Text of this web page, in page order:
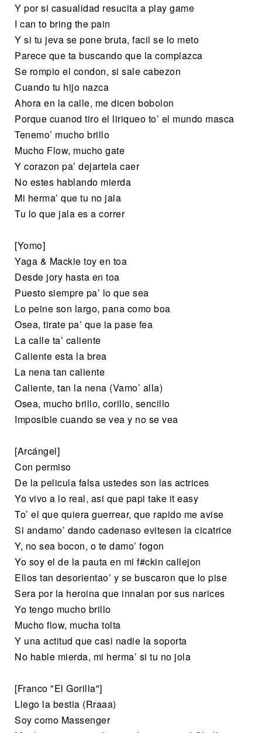
Y por si casualidad resucita a play game
I can to bring the pain
Y si tu jeva se pone bruta, facil se lo meto
Parece que ta buscando que la complazca
Se rompio el condon, si sale cabezon
Cuando tu hijo nazca
Ahora en la calle, me dicen bobolon
Porque cuanod tiro el liriqueo to’ el mundo masca
Tenemo’ mucho brillo
Mucho Flow, mucho gate
Y corazon pa’ dejartela caer
No estes hablando mierda
Mi herma’ que tu no jala
Tu lo que jala es a correr
[Yomo]
Yaga & Mackie toy en toa
Desde jory hasta en toa
Puesto siempre pa’ lo que sea
Lo peine son largo, pana como boa
Osea, tirate pa’ que la pase fea
La calle ta’ caliente
Caliente esta la brea
La nena tan caliente
Caliente, tan la nena (Vamo’ alla)
Osea, mucho brillo, corillo, sencillo
Imposible cuando se vea y no se vea
[Arcángel]
Con permiso
De la pelicula falsa ustedes son las actrices
Yo vivo a lo real, asi que papi take it easy
To’ el que quiera guerrear, que rapido me avise
Si andamo’ dando cadenaso evitesen la cicatrice
Y, no sea bocon, o te damo’ fogon
Yo soy el de la pauta en mi f#ckin callejon
Ellos tan desorientao’ y se buscaron que lo pise
Sera por la heroina que innalan por sus narices
Yo tengo mucho brillo
Mucho flow, mucha tolta
Y una actitud que casi nadie la soporta
No hable mierda, mi herma’ si tu no jola
[Franco "El Gorilla"]
Llego la bestia (Rraaa)
Soy como Massenger